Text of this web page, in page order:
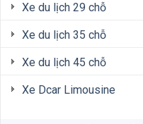
Xe du lịch 29 chỗ
Xe du lịch 35 chỗ
Xe du lịch 45 chỗ
Xe Dcar Limousine